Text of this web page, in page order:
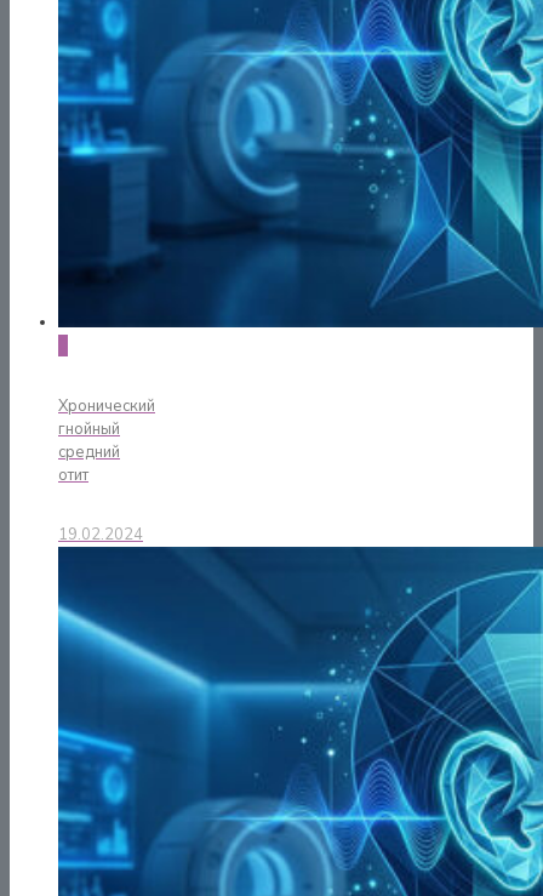
Хронический
гнойный
средний
отит
19.02.2024